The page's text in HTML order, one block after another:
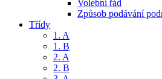
Volební řád
Způsob podávání
Třídy
1. A
1. B
2. A
2. B